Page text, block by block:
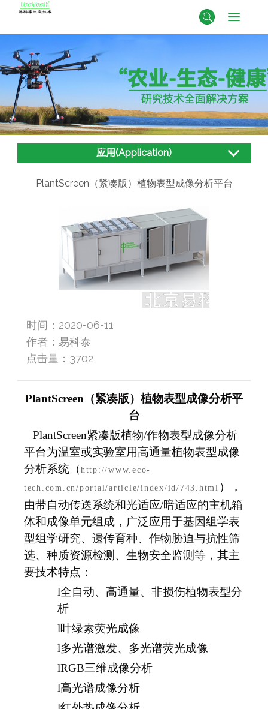
应用(Application)
PlantScreen（紧凑版）植物表型成像分析平台
时间：2020-06-11
作者：易科泰
点击量： 3702
PlantScreen （紧凑版）植物表型成像分析平
台
PlantScreen紧凑版植物/作物表型成像分析
平台为温室或实验室用高通量植物表型成像
分析系统（ http://www.eco-
tech.com.cn/portal/article/index/id/743.html ），
由带自动传送系统和光适应/暗适应的主机箱
体和成像单元组成，广泛应用于基因组学表
型组学研究、遗传育种、作物胁迫与抗性筛
选、种质资源检测、生物安全监测等，其主
要技术特点：
l全自动、高通量、非损伤植物表型分
析
l叶绿素荧光成像
l多光谱激发、多光谱荧光成像
lRGB三维成像分析
l高光谱成像分析